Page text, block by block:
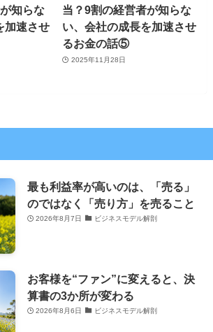
知らな
加速させ
当？9割の経営者が知らな
い、会社の成長を加速させ
るお金の話⑤
2025年11月28日
最も利益率が高いのは、「売る」
のではなく「売り方」を売ること
2026年8月7日 ビジネスモデル解剖
お客様を“ファン”に変えると、決
算書の3か所が変わる
2026年8月6日 ビジネスモデル解剖